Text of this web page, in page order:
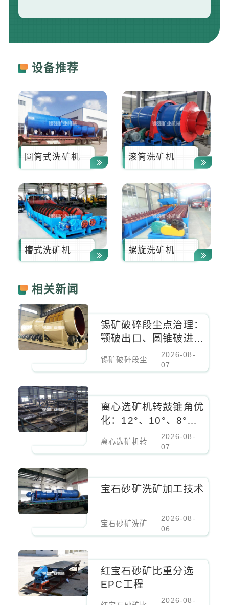
设备推荐
圆筒式洗矿机 滚筒洗矿机
槽式洗矿机 螺旋洗矿机
相关新闻
锡矿破碎段尘点治理：
颚破出口、圆锥破进料
口、振动筛密闭负压除
尘
2026-08-
07
离心选矿机转鼓锥角优
化：12°、10°、8°对
细粒锡石回收率的影响
2026-08-
07
宝石砂矿洗矿加工技术
2026-08-
06
红宝石砂矿比重分选
EPC工程
2026-08-